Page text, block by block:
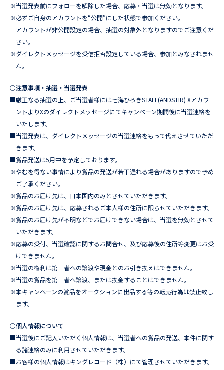
※当選発表前にフォローを解除した場合、応募・当選は無効となります。
※必ずご自身のアカウントを“公開”にした状態で参加ください。
アカウントが非公開設定の場合、抽選の対象外となりますのでご注意くだ
さい。
※ダイレクトメッセージを受信拒否設定している場合、参加とみなされませ
ん。
○注意事項・抽選・当選発表
■厳正なる抽選の上、ご当選者様には七海ひろきSTAFF(ANDSTIR) Xアカウ
ントよりXのダイレクトメッセージにてキャンペーン期間後に当選連絡を
いたします。
■当選発表は、ダイレクトメッセージの当選連絡をもって代えさせていただ
きます。
■賞品発送は5月中を予定しております。
※やむを得ない事情により賞品の発送が若干遅れる場合がありますので予め
ご了承ください。
※賞品のお届け先は、日本国内のみとさせていただきます。
※賞品のお届け先は、応募されるご本人様の住所に限らせていただきます。
※賞品のお届け先が不明などでお届けできない場合は、当選を無効とさせて
いただきます。
※応募の受付、当選確認に関するお問合せ、及び応募後の住所等変更はお受
けできません。
※当選の権利は第三者への譲渡や現金とのお引き換えはできません。
※当選の賞品を第三者へ譲渡、または換金することはできません。
※本キャンペーンの賞品をオークションに出品する等の転売行為は禁止致し
ます。
○個人情報について
■当選後にご記入いただく個人情報は、当選者への賞品の発送、本件に関す
る諸連絡のみに利用させていただきます。
■お客様の個人情報はキングレコード（株）にて管理させていただきます。